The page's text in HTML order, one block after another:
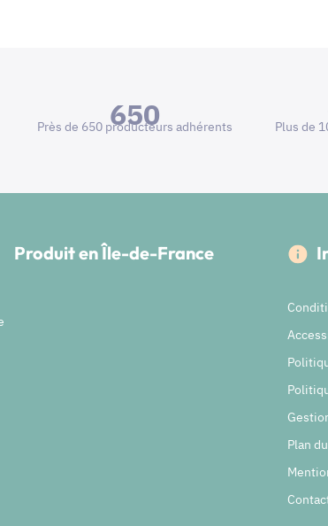
650
Près de 650 producteurs adhérents Plus de
Produit en Île-de-France
Plan